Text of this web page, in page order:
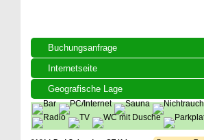
Buchungsanfrage
Internetseite
Geografische Lage